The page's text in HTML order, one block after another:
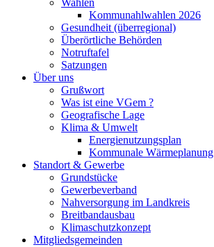
Wahlen
Kommunahlwahlen 2026
Gesundheit (überregional)
Überörtliche Behörden
Notruftafel
Satzungen
Über uns
Grußwort
Was ist eine VGem ?
Geografische Lage
Klima & Umwelt
Energienutzungsplan
Kommunale Wärmeplanung
Standort & Gewerbe
Grundstücke
Gewerbeverband
Nahversorgung im Landkreis
Breitbandausbau
Klimaschutzkonzept
Mitgliedsgemeinden